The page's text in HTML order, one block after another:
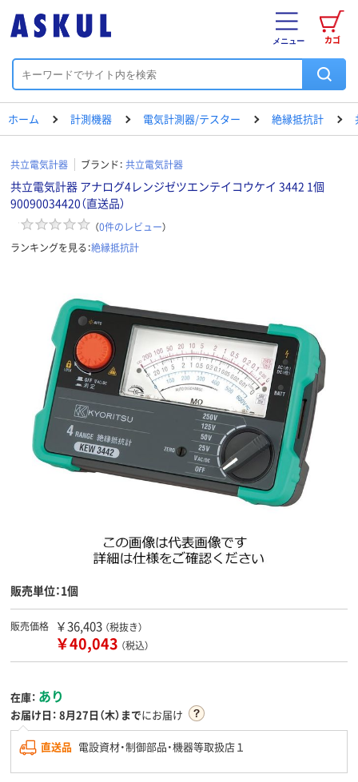
カゴ
メニュー
ホーム 計測機器 電気計測器/テスター 絶縁抵抗計
共立電気計器 ブランド： 共立電気計器
共立電気計器 アナログ4レンジゼツエンテイコウケイ 3442 1個
90090034420（直送品）
（0件のレビュー）
ランキングを見る：絶縁抵抗計
販売単位：1個
販売価格 ￥36,403 （税抜き）
￥40,043 （税込）
在庫： あり
お届け日： 8月27日（木）までにお届け
直送品 電設資材・制御部品・機器等取扱店１